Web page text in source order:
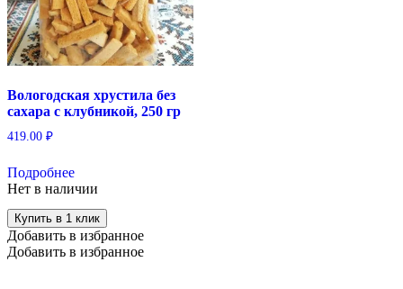
Вологодская хрустила без
сахара с клубникой, 250 гр
419.00 ₽
Подробнее
Нет в наличии
Купить в 1 клик
Добавить в избранное
Добавить в избранное